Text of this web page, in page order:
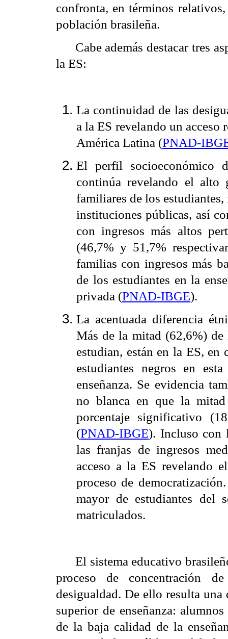
confronta, en términos
población brasileña.
Cabe además destacar tres
la ES:
La continuidad de las
a la ES revelando un acceso
América Latina (PNAD-
El perfil socioeconómico
continúa revelando el alto
familiares de los
instituciones públicas, así
con ingresos más altos
(46,7% y 51,7%
familias con ingresos más
de los estudiantes en la
privada (PNAD-IBGE).
La acentuada diferencia
Más de la mitad (62,6%)
estudian, están en la ES,
estudiantes negros en
enseñanza. Se evidencia
no blanca en que la
porcentaje significativo
(PNAD-IBGE). Incluso con
las franjas de ingresos
acceso a la ES revelando
proceso de
mayor de estudiantes del
matriculados.
El sistema educativo
proceso de concentración
desigualdad. De ello resulta una
superior de enseñanza:
de la baja calidad de la